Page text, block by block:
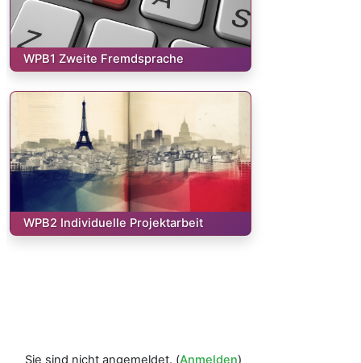
Kurs:
WPB1 Zweite Fremdsprache
Kurs:
WPB2 Individuelle Projektarbeit
Sie sind nicht angemeldet. (Anmelden)